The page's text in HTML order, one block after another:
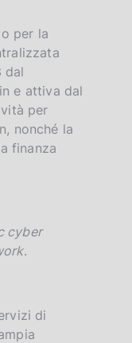
per la
dal
e attiva dal
per
nonché la
finanza
cyber
.
di